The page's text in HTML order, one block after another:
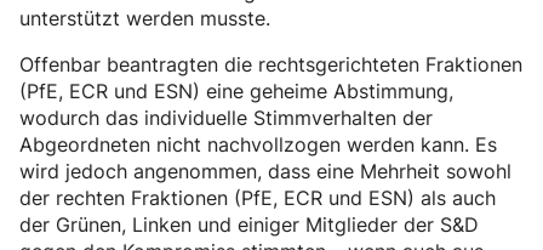
unterstützt werden musste.
Offenbar beantragten die rechtsgerichteten Fraktionen
(PfE, ECR und ESN) eine geheime Abstimmung,
wodurch das individuelle Stimmverhalten der
Abgeordneten nicht nachvollzogen werden kann. Es
wird jedoch angenommen, dass eine Mehrheit sowohl
der rechten Fraktionen (PfE, ECR und ESN) als auch
der Grünen, Linken und einiger Mitglieder der S&D